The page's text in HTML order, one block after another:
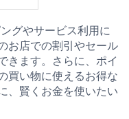
グやサービス利用に
お店での割引やセール
きます。さらに、ポイ
買い物に使えるお得な
、賢くお金を使いたい